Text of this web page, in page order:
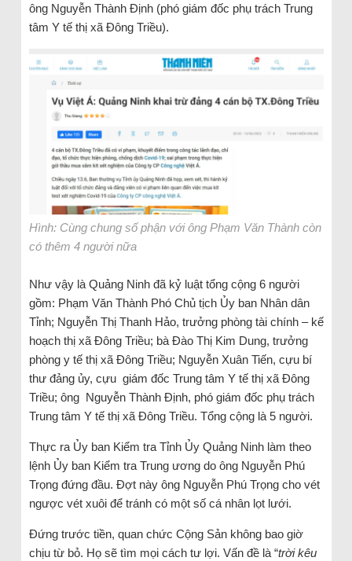
ông Nguyễn Thành Định (phó giám đốc phụ trách Trung
tâm Y tế thị xã Đông Triều).
Hình: Cùng chung số phận với ông Phạm Văn Thành còn
có thêm 4 người nữa
Như vậy là Quảng Ninh đã kỷ luật tổng cộng 6 người
gồm: Phạm Văn Thành Phó Chủ tịch Ủy ban Nhân dân
Tỉnh; Nguyễn Thị Thanh Hảo, trưởng phòng tài chính – kế
hoạch thị xã Đông Triều; bà Đào Thị Kim Dung, trưởng
phòng y tế thị xã Đông Triều; Nguyễn Xuân Tiến, cựu bí
thư đảng ủy, cựu giám đốc Trung tâm Y tế thị xã Đông
Triều; ông Nguyễn Thành Định, phó giám đốc phụ trách
Trung tâm Y tế thị xã Đông Triều. Tổng cộng là 5 người.
Thực ra Ủy ban Kiểm tra Tỉnh Ủy Quảng Ninh làm theo
lệnh Ủy ban Kiểm tra Trung ương do ông Nguyễn Phú
Trọng đứng đầu. Đợt này ông Nguyễn Phú Trọng cho vét
ngược vét xuôi để tránh có một số cá nhân lọt lưới.
Đứng trước tiền, quan chức Cộng Sản không bao giờ
chịu từ bỏ. Họ sẽ tìm mọi cách tư lợi. Vấn đề là “trời kêu